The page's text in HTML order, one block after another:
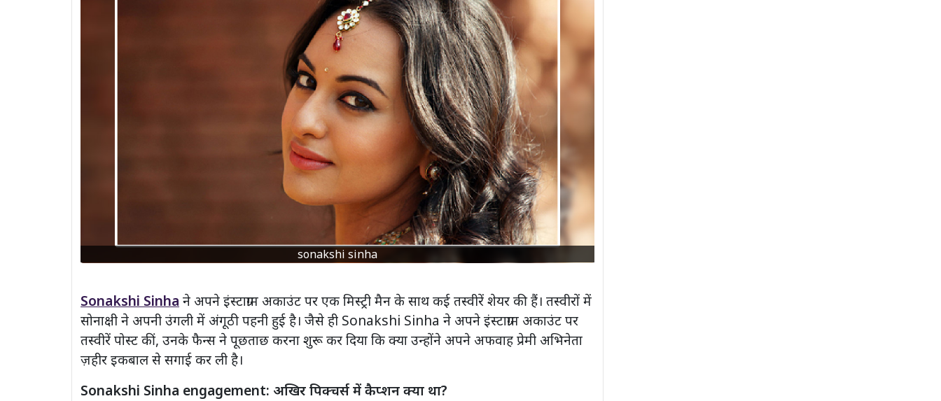
sonakshi sinha
Sonakshi Sinha ने अपने इंस्टाग्राम अकाउंट पर एक मिस्ट्री मैन के साथ कई तस्वीरें शेयर की हैं। तस्वीरों में
सोनाक्षी ने अपनी उंगली में अंगूठी पहनी हुई है। जैसे ही Sonakshi Sinha ने अपने इंस्टाग्राम अकाउंट पर
तस्वीरें पोस्ट कीं, उनके फैन्स ने पूछताछ करना शुरू कर दिया कि क्या उन्होंने अपने अफवाह प्रेमी अभिनेता
ज़हीर इकबाल से सगाई कर ली है।
Sonakshi Sinha engagement: अखिर पिक्चर्स में कैप्शन क्या था?